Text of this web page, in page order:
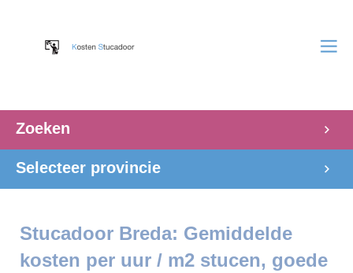
Zoeken
Selecteer provincie
Stucadoor Breda: Gemiddelde
kosten per uur / m2 stucen, goede